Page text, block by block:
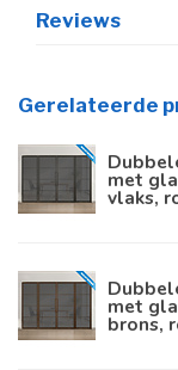
Reviews
Gerelateerde
met
vlaks,
met
brons,